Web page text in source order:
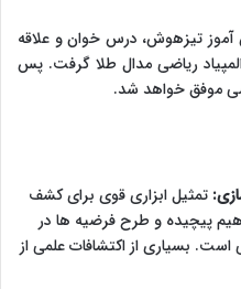
تیزهوش، درس خوان و علاقه
ریاضی مدال طلا گرفت. پس
موفق خواهد شد.
تمثیل ابزاری قوی برای کشف
پیچیده و طرح فرضیه ها در
است. بسیاری از اکتشافات علمی از